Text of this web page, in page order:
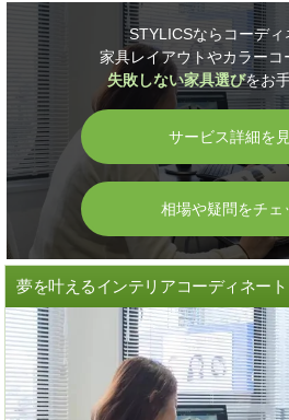
STYLICSならコーデ
家具レイアウトやカラーコ
失敗しない家具選びをお
サービス詳細を
相場や疑問をチェ
夢を叶えるインテリアコーディネート